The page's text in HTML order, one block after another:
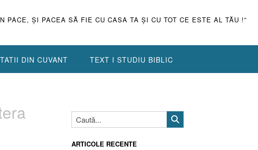
PACE, ŞI PACEA SĂ FIE CU CASA TA ŞI CU TOT CE ESTE AL TĂU !”
DIN CUVANT TEXT I STUDIU BIBLIC
ARTICOLE RECENTE